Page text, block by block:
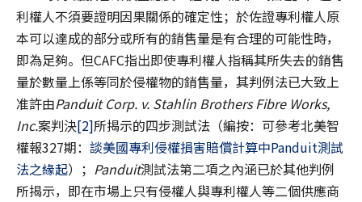
利權人不須要證明因果關係的確定性；於佐證專利權人原
本可以達成的部分或所有的銷售量是有合理的可能性時，
即為足夠。但CAFC指出即使專利權人指稱其所失去的銷售
量於數量上係等同於侵權物的銷售量，其判例法已大致上
准許由Panduit Corp. v. Stahlin Brothers Fibre Works,
Inc.案判決[2]所揭示的四步測試法（編按：可參考北美智
權報327期： 談美國專利侵權損害賠償計算中Panduit測試
法之緣起）； Panduit測試法第二項之內涵已於其他判例
所揭示，即在市場上只有侵權人與專利權人等二個供應商